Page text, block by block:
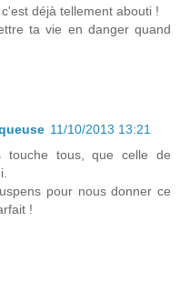
déjà tellement abouti !
ta vie en danger quand
11/10/2013 13:21
touche tous, que celle de
pour nous donner ce
!